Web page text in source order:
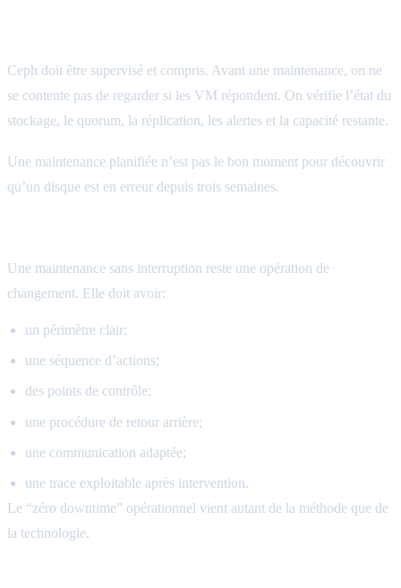
Ceph doit être supervisé et compris. Avant une maintenance, on ne
se contente pas de regarder si les VM répondent. On vérifie l’état du
stockage, le quorum, la réplication, les alertes et la capacité restante.
Une maintenance planifiée n’est pas le bon moment pour découvrir
qu’un disque est en erreur depuis trois semaines.
Une maintenance sans interruption reste une opération de
changement. Elle doit avoir:
un périmètre clair;
une séquence d’actions;
des points de contrôle;
une procédure de retour arrière;
une communication adaptée;
une trace exploitable après intervention.
Le “zéro downtime” opérationnel vient autant de la méthode que de
la technologie.